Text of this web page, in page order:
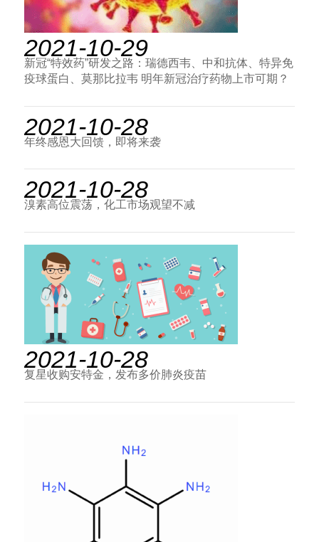
2021-10-29
新冠“特效药”研发之路：瑞德西韦、中和抗体、特异免
疫球蛋白、莫那比拉韦 明年新冠治疗药物上市可期？
2021-10-28
年终感恩大回馈，即将来袭
2021-10-28
溴素高位震荡，化工市场观望不减
2021-10-28
复星收购安特金，发布多价肺炎疫苗